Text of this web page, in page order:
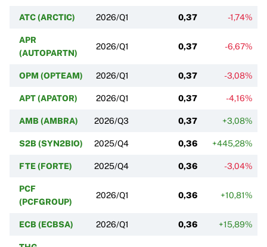
ATC (ARCTIC) 2026/Q1 0,37 -1,74%
APR
(AUTOPARTN)
2026/Q1 0,37 -6,67%
OPM (OPTEAM) 2026/Q1 0,37 -3,08%
APT (APATOR) 2026/Q1 0,37 -4,16%
AMB (AMBRA) 2026/Q3 0,37 +3,08%
S2B (SYN2BIO) 2025/Q4 0,36 +445,28%
FTE (FORTE) 2025/Q4 0,36 -3,04%
PCF
(PCFGROUP)
2026/Q1 0,36 +10,81%
ECB (ECBSA) 2026/Q1 0,36 +15,89%